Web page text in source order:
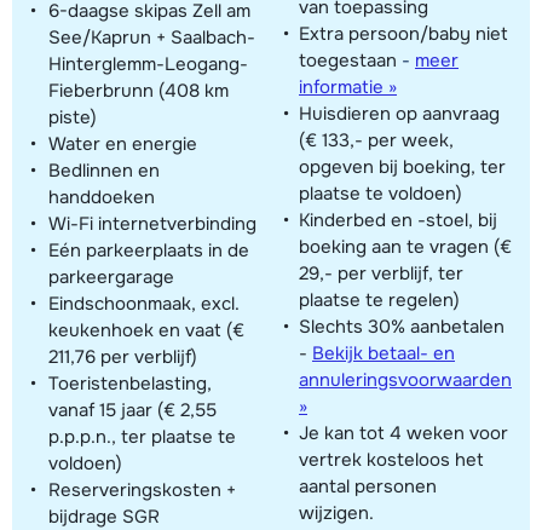
6-daagse skipas Zell am
See/Kaprun + Saalbach-
Hinterglemm-Leogang-
Fieberbrunn (408 km
piste)
Water en energie
Bedlinnen en
handdoeken
Wi-Fi internetverbinding
Eén parkeerplaats in de
parkeergarage
Eindschoonmaak, excl.
keukenhoek en vaat (€
211,76 per verblijf)
Toeristenbelasting,
vanaf 15 jaar (€ 2,55
p.p.p.n., ter plaatse te
voldoen)
Reserveringskosten +
bijdrage SGR
van toepassing
Extra persoon/baby niet
toegestaan - meer
informatie »
Huisdieren op aanvraag
(€ 133,- per week,
opgeven bij boeking, ter
plaatse te voldoen)
Kinderbed en -stoel, bij
boeking aan te vragen (€
29,- per verblijf, ter
plaatse te regelen)
Slechts 30% aanbetalen
- Bekijk betaal- en
annuleringsvoorwaarden
»
Je kan tot 4 weken voor
vertrek kosteloos het
aantal personen
wijzigen.